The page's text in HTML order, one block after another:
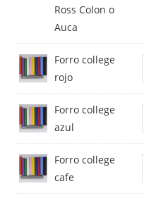
Ross Colon o
Auca
Forro college
rojo
Forro college
azul
Forro college
cafe